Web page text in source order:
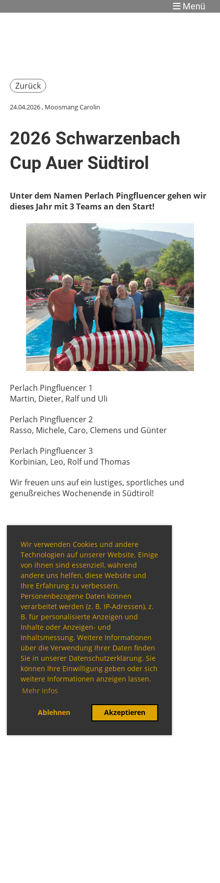
Wir verwenden Cookies und andere
Technologien auf unserer Website. Einige
von ihnen sind essenziell, während
andere uns helfen, diese Website und
Ihre Erfahrung zu verbessern.
Personenbezogene Daten können
verarbeitet werden (z. B. IP-Adressen), z.
B. für personalisierte Anzeigen und
Inhalte oder Anzeigen- und
Inhaltsmessung. Weitere Informationen
über die Verwendung Ihrer Daten finden
Sie in unserer Datenschutzerklärung. Sie
können Ihre Einwilligung geben oder sich
weitere Informationen anzeigen lassen.
Mehr Infos
Ablehnen Akzeptieren
Menü
Zurück
24.04.2026, Moosmang Carolin
2026 Schwarzenbach
Cup Auer Südtirol
Unter dem Namen Perlach Pingfluencer gehen wir
dieses Jahr mit 3 Teams an den Start!
Perlach Pingfluencer 1
Martin, Dieter, Ralf und Uli
Perlach Pingfluencer 2
Rasso, Michele, Caro, Clemens und Günter
Perlach Pingfluencer 3
Korbinian, Leo, Rolf und Thomas
Wir freuen uns auf ein lustiges, sportliches und
genußreiches Wochenende in Südtirol!